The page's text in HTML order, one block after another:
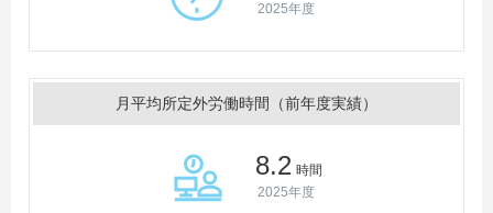
2025年度
月平均所定外労働時間（前年度実績）
8.2 時間
2025年度